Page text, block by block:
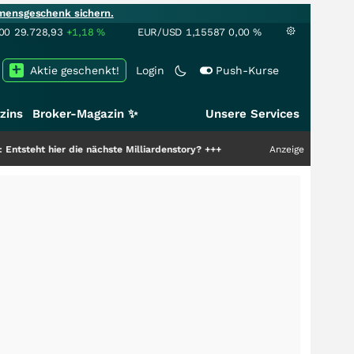
sichern.
29.728,93 +1,18% EUR/USD 1,15587 0,00 %
Login Push-Kurse
Aktie geschenkt!
Broker-Magazin ✨ Unsere Services
die nächste Milliardenstory?+++ Anzeige